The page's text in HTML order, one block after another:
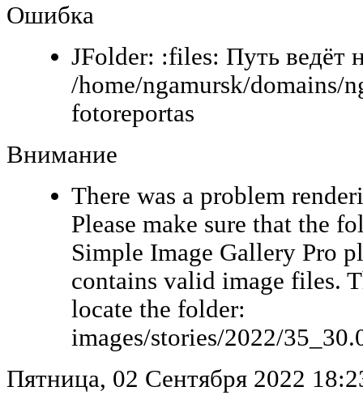
Ошибка
JFolder: :files: Путь ведёт
/home/ngamursk/domains/
fotoreportas
Внимание
There was a problem
Please make sure that the
Simple Image Gallery Pro
contains valid image files.
locate the folder:
images/stories/2022/
Пятница, 02 Сентября 2022